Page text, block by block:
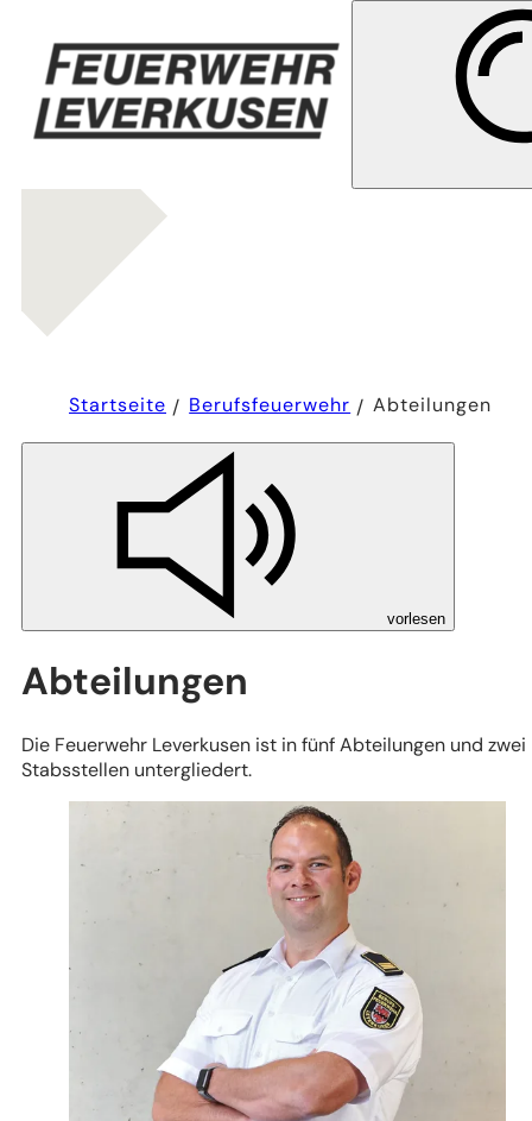
hier:
Startseite Berufsfeuerwehr Abteilungen
vorlesen
Abteilungen
Die Feuerwehr Leverkusen ist in fünf Abteilungen und zwei
Stabsstellen untergliedert.